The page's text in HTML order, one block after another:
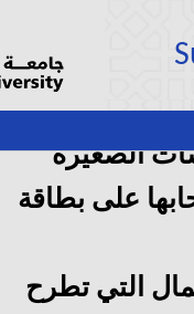
الصغيرة
على بطاقة
التي تطرح